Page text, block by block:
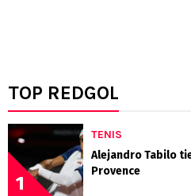
TOP REDGOL
1
TENIS
Alejandro Tabilo
Provence